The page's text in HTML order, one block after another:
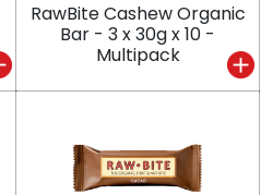
RawBite Cashew Organic
Bar - 3 x 30g x 10 -
Multipack